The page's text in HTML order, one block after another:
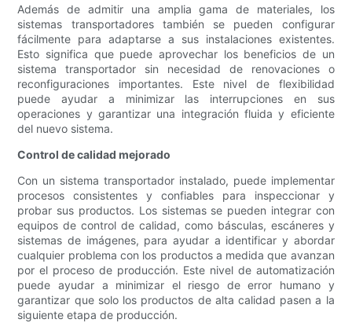
Además de admitir una amplia gama de materiales, los
sistemas transportadores también se pueden configurar
fácilmente para adaptarse a sus instalaciones existentes.
Esto significa que puede aprovechar los beneficios de un
sistema transportador sin necesidad de renovaciones o
reconfiguraciones importantes. Este nivel de flexibilidad
puede ayudar a minimizar las interrupciones en sus
operaciones y garantizar una integración fluida y eficiente
del nuevo sistema.
Control de calidad mejorado
Con un sistema transportador instalado, puede implementar
procesos consistentes y confiables para inspeccionar y
probar sus productos. Los sistemas se pueden integrar con
equipos de control de calidad, como básculas, escáneres y
sistemas de imágenes, para ayudar a identificar y abordar
cualquier problema con los productos a medida que avanzan
por el proceso de producción. Este nivel de automatización
puede ayudar a minimizar el riesgo de error humano y
garantizar que solo los productos de alta calidad pasen a la
siguiente etapa de producción.